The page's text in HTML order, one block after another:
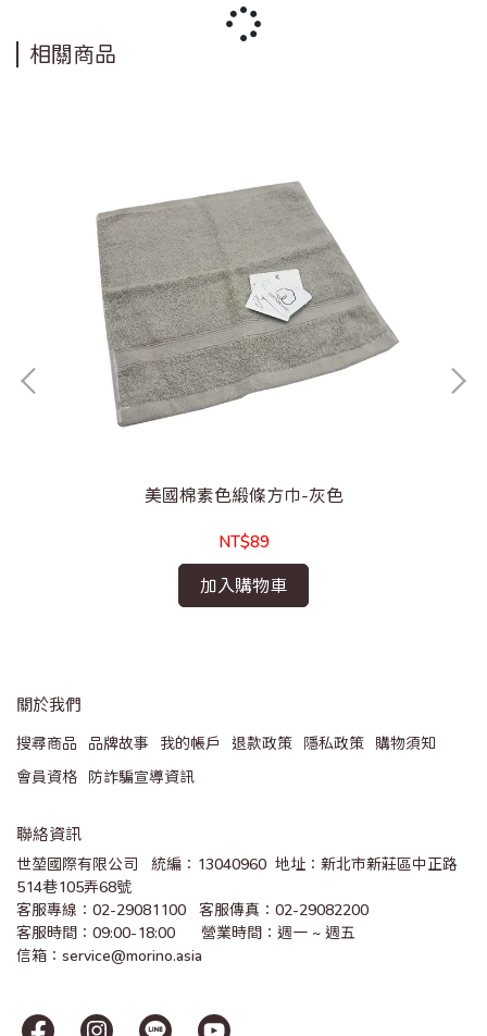
相關商品
美國棉素色緞條方巾-灰色
NT$89
加入購物車
關於我們
搜尋商品 品牌故事 我的帳戶 退款政策 隱私政策
購物須知
會員資格
防詐騙宣導資訊
聯絡資訊
世堃國際有限公司   統編：13040960  地址：新北市新莊區中正路
514巷105弄68號
客服專線：02-29081100   客服傳真：02-29082200
客服時間：09:00-18:00      營業時間：週一 ~ 週五
信箱：service@morino.asia